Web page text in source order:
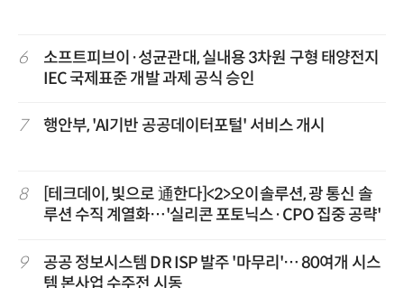
6
소프트피브이·성균관대, 실내용 3차원 구형 태양전지
IEC 국제표준 개발 과제 공식 승인
7 행안부, 'AI기반 공공데이터포털' 서비스 개시
8
[테크데이, 빛으로 通한다]<2>오이솔루션, 광 통신 솔
루션 수직 계열화…'실리콘 포토닉스·CPO 집중 공략'
9
공공 정보시스템 DR ISP 발주 '마무리'… 80여개 시스
템 본사업 수주전 시동